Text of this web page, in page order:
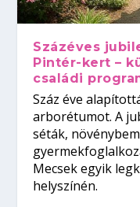
Százéves
Pintér-kert –
családi
Száz éve
arborétumot. A
séták,
Mecsek egyik
helyszínén.